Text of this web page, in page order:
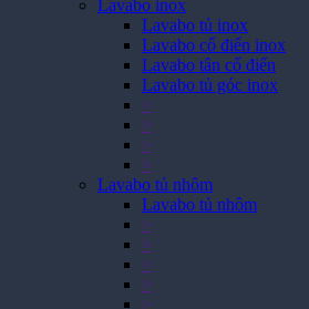
Lavabo inox
Lavabo tủ inox
Lavabo cổ điển inox
Lavabo tân cổ điển
Lavabo tủ góc inox
>
>
>
>
Lavabo tủ nhôm
Lavabo tủ nhôm
>
>
>
>
>